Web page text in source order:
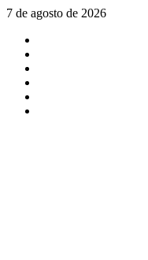
Saltar
contenido
7 de agosto de 2026